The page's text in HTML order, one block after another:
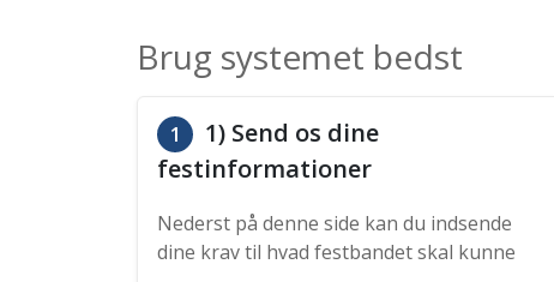
Brug systemet bedst
1
1) Send os dine
festinformationer
Nederst på denne side kan du indsende
dine krav til hvad festbandet skal kunne